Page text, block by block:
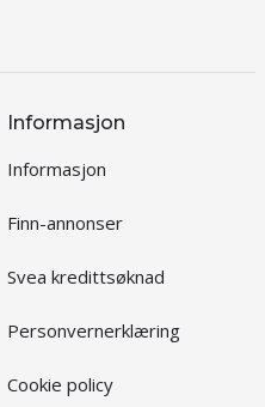
Informasjon
Informasjon
Finn-annonser
Svea kredittsøknad
Personvernerklæring
Cookie policy